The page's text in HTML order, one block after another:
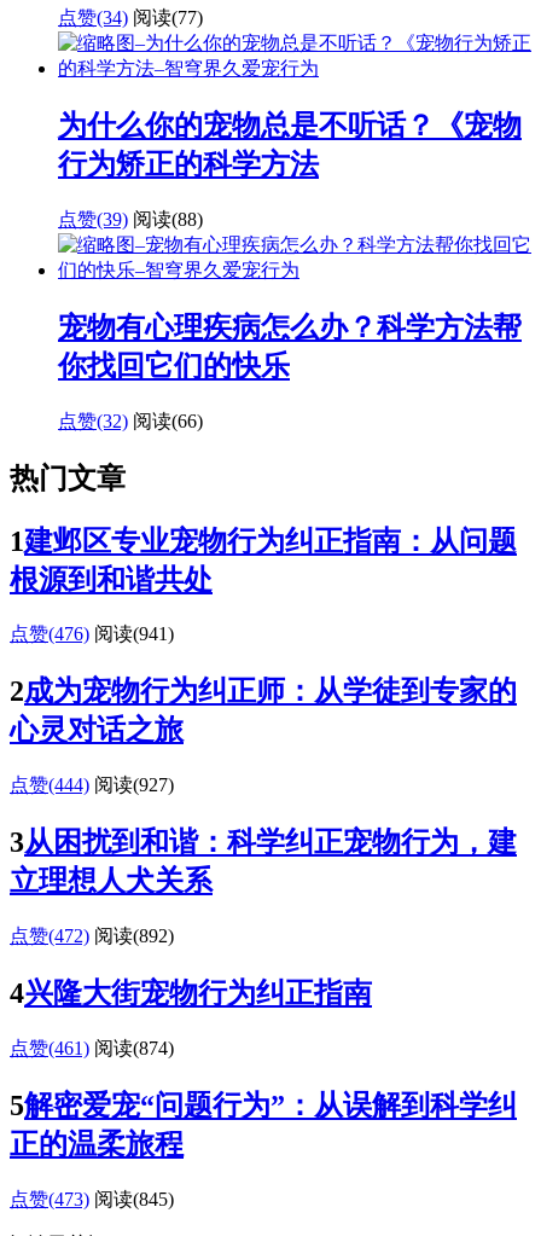
点赞(34) 阅读(77)
为什么你的宠物总是不听话？《宠物
行为矫正的科学方法
点赞(39) 阅读(88)
宠物有心理疾病怎么办？科学方法帮
你找回它们的快乐
点赞(32) 阅读(66)
热门文章
1建邺区专业宠物行为纠正指南：从问题
根源到和谐共处
点赞(476) 阅读(941)
2成为宠物行为纠正师：从学徒到专家的
心灵对话之旅
点赞(444) 阅读(927)
3从困扰到和谐：科学纠正宠物行为，建
立理想人犬关系
点赞(472) 阅读(892)
4兴隆大街宠物行为纠正指南
点赞(461) 阅读(874)
5解密爱宠“问题行为”：从误解到科学纠
正的温柔旅程
点赞(473) 阅读(845)